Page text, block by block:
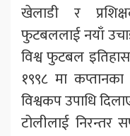
खेलाडी र
फुटबललाई नयाँ
विश्व फुटबल
१९९८ मा
विश्वकप उपाधि
टोलीलाई निरन्तर